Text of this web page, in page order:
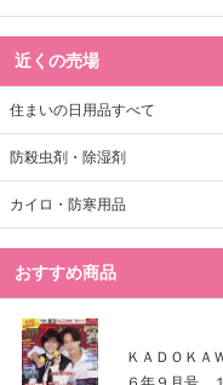
近くの売場
住まいの日用品すべて
防殺虫剤・除湿剤
カイロ・防寒用品
おすすめ商品
ＫＡＤＯＫ